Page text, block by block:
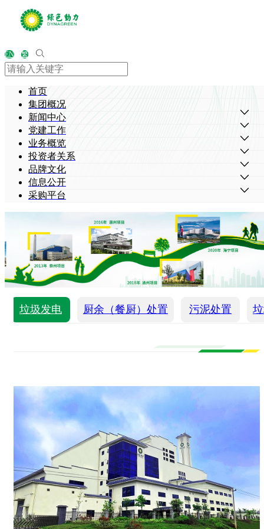
EN 繁
首页
集团概况
新闻中心
党建工作
业务概览
投资者关系
品牌文化
信息公开
采购平台
垃圾发电 厨余（餐厨）处置 污泥处置